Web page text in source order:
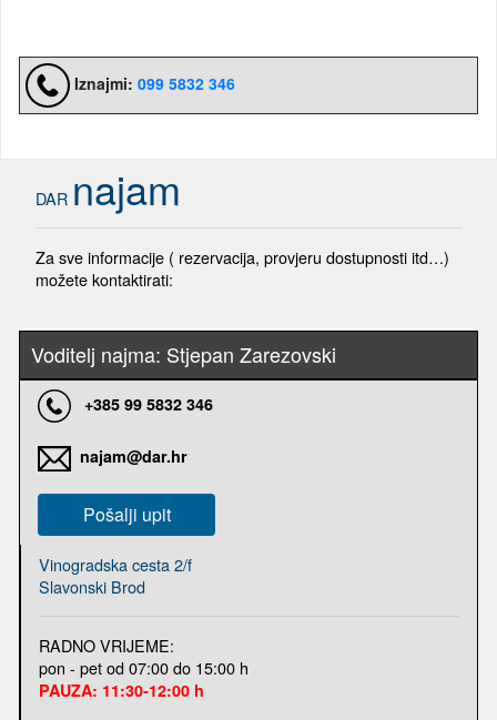
Iznajmi: 099 5832 346
DAR najam
Za sve informacije ( rezervacija, provjeru dostupnosti itd…)
možete kontaktirati:
Voditelj najma: Stjepan Zarezovski
+385 99 5832 346
najam@dar.hr
Pošalji upit
Vinogradska cesta 2/f
Slavonski Brod
RADNO VRIJEME:
pon - pet od 07:00 do 15:00 h
PAUZA: 11:30-12:00 h